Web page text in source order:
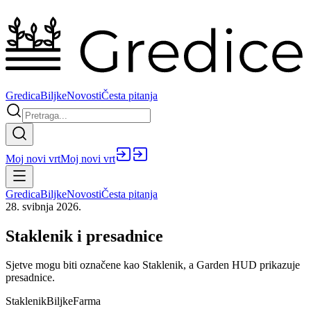
GredicaBiljkeNovostiČesta pitanja
Moj novi vrtMoj novi vrt
GredicaBiljkeNovostiČesta pitanja
28. svibnja 2026.
Staklenik i presadnice
Sjetve mogu biti označene kao Staklenik, a Garden HUD prikazuje
presadnice.
StaklenikBiljkeFarma